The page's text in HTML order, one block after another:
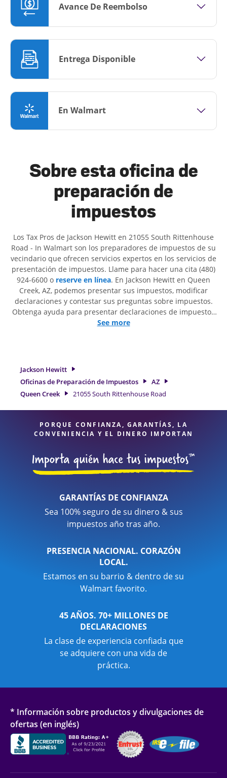
Avance De Reembolso
Entrega Disponible
En Walmart
Sobre esta oficina de
preparación de
impuestos
Los Tax Pros de Jackson Hewitt en 21055 South Rittenhouse
Road - In Walmart son ​​los preparadores de impuestos de su
vecindario que ofrecen servicios expertos en los servicios de
presentación de impuestos. Llame para hacer una cita (480)
924-6600 o reserve en línea. En Jackson Hewitt en Queen
Creek, AZ, podemos presentar sus impuestos, modificar
declaraciones y contestar sus preguntas sobre impuestos.
Obtenga ayuda para presentar declaraciones de impuestos
simples o situaciones más complejas, como los impuestos
necesita servicios de preparación de impuestos en Queen
Creek, AZ, la ubicación de Jackson Hewitt en 21055 South
Rittenhouse Road es una opción excelente. Con nuestros
expertos profesionales de impuestos, atención al detalle y
See more
Jackson Hewitt
Oficinas de Preparación de Impuestos
AZ
Queen Creek
21055 South Rittenhouse Road
PORQUE CONFIANZA, GARANTÍAS, LA
CONVENIENCIA Y EL DINERO IMPORTAN
GARANTÍAS DE CONFIANZA
Sea 100% seguro de su dinero & sus
impuestos año tras año.
PRESENCIA NACIONAL. CORAZÓN
LOCAL.
Estamos en su barrio & dentro de su
Walmart favorito.
45 AÑOS. 70+ MILLONES DE
DECLARACIONES
La clase de experiencia confiada que
se adquiere con una vida de
práctica.
* Información sobre productos y divulgaciones de
ofertas (en inglés)